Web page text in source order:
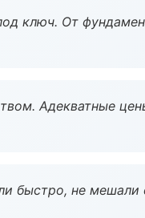
ключ. От
Адекватные
быстро, не мешали